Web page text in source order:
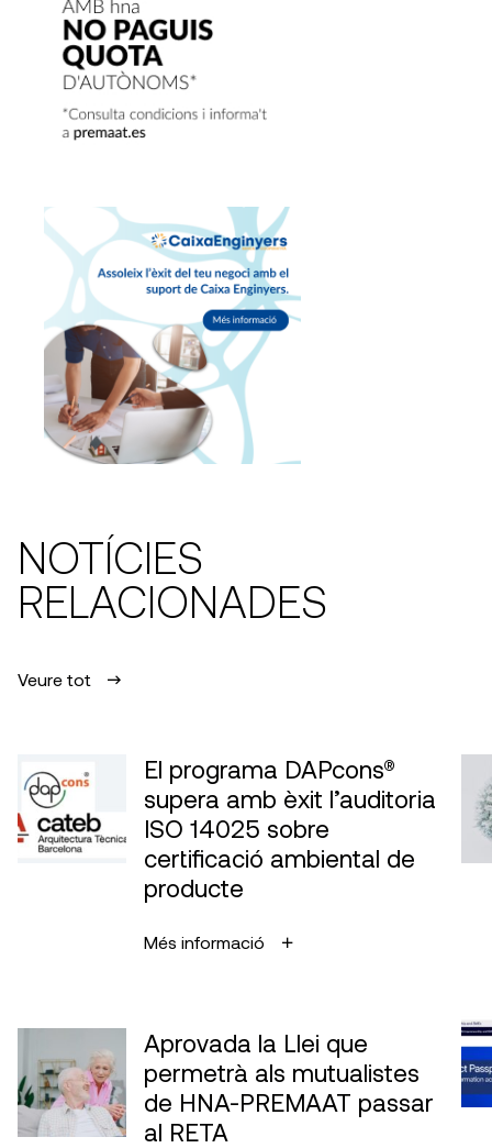
NOTÍCIES
RELACIONADES
Veure tot
El programa DAPcons®
supera amb èxit l’auditoria
ISO 14025 sobre
certificació ambiental de
producte
Més informació
Aprovada la Llei que
permetrà als mutualistes
de HNA-PREMAAT passar
al RETA